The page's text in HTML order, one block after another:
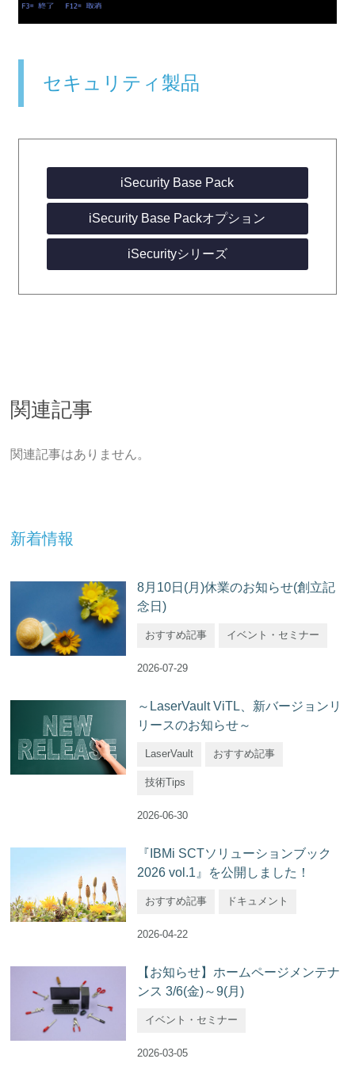
セキュリティ製品
iSecurity Base Pack
iSecurity Base Packオプション
iSecurityシリーズ
関連記事
関連記事はありません。
新着情報
8月10日(月)休業のお知らせ(創立記
念日)
おすすめ記事 イベント・セミナー
2026-07-29
～LaserVault ViTL、新バージョンリ
リースのお知らせ～
LaserVault おすすめ記事
技術Tips
2026-06-30
『IBMi SCTソリューションブック
2026 vol.1』を公開しました！
おすすめ記事 ドキュメント
2026-04-22
【お知らせ】ホームページメンテナ
ンス 3/6(金)～9(月)
イベント・セミナー
2026-03-05